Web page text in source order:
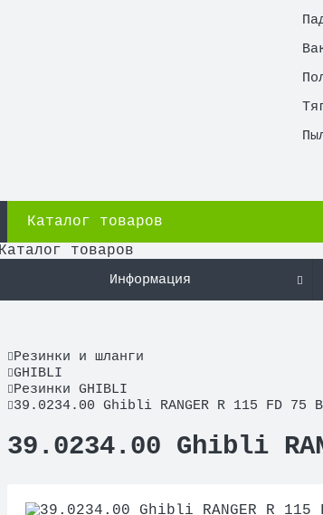
Каталог товаров
товаров
Информация
Резинки и шланги
GHIBLI
Резинки GHIBLI
39.0234.00 Ghibli RANGER R 115 FD 75
39.0234.00 Ghibli